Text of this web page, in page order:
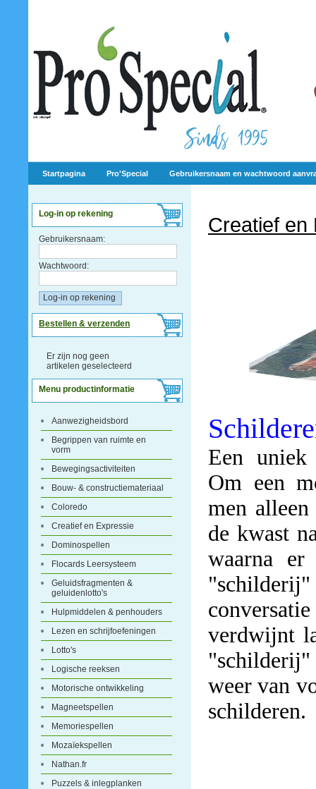
Startpagina Pro'Special Gebruikersnaam en wachtwoord
Log-in op rekening
Gebruikersnaam:
Wachtwoord:
Bestellen & verzenden
Er zijn nog geen
artikelen geselecteerd
Menu productinformatie
Aanwezigheidsbord
Begrippen van ruimte en
vorm
Bewegingsactiviteiten
Bouw- & constructiemateriaal
Coloredo
Creatief en Expressie
Dominospellen
Flocards Leersysteem
Geluidsfragmenten &
geluidenlotto's
Hulpmiddelen & penhouders
Lezen en schrijfoefeningen
Lotto's
Logische reeksen
Motorische ontwikkeling
Magneetspellen
Memoriespellen
Mozaïekspellen
Nathan.fr
Puzzels & inlegplanken
Creatief en
Een uniek
Om een
men
de kwast
waarna
"schilderij"
verdwijnt
"schilderij"
weer van
schilderen.